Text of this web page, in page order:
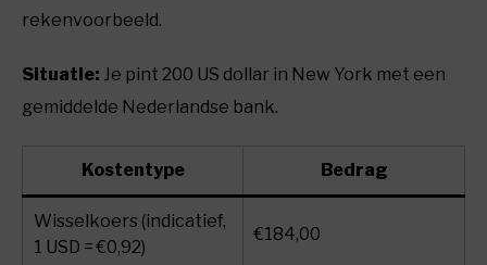
rekenvoorbeeld.
Situatie: Je pint 200 US dollar in New York met een
gemiddelde Nederlandse bank.
Kostentype Bedrag
Wisselkoers (indicatief,
1 USD = €0,92)
€184,00